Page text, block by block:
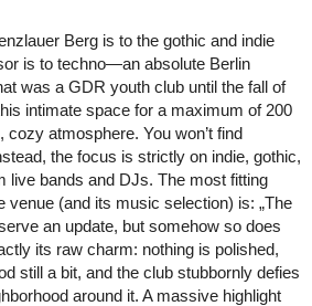
Berg is to the gothic and indie
is to techno—an absolute Berlin
was a GDR youth club until the fall of
intimate space for a maximum of 200
atmosphere. You won’t find
the focus is strictly on indie, gothic,
live bands and DJs. The most fitting
venue (and its music selection) is: „The
an update, but somehow so does
its raw charm: nothing is polished,
still a bit, and the club stubbornly defies
around it. A massive highlight